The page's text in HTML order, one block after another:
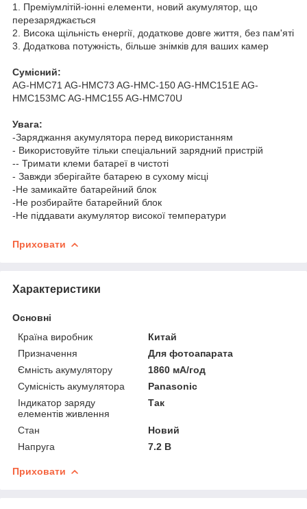
1. Преміумлітій-іонні елементи, новий акумулятор, що
перезаряджається
2. Висока щільність енергії, додаткове довге життя, без пам'яті
3. Додаткова потужність, більше знімків для ваших камер
Сумісний:
AG-HMC71 AG-HMC73 AG-HMC-150 AG-HMC151E AG-
HMC153MC AG-HMC155 AG-HMC70U
Увага:
-Заряджання акумулятора перед використанням
- Використовуйте тільки спеціальний зарядний пристрій
-- Тримати клеми батареї в чистоті
- Завжди зберігайте батарею в сухому місці
-Не замикайте батарейний блок
-Не розбирайте батарейний блок
-Не піддавати акумулятор високої температури
Приховати
Характеристики
Основні
Країна виробник
Китай
Призначення
Для фотоапарата
Ємність акумулятору
1860 мА/год
Сумісність акумулятора
Panasonic
Індикатор заряду
елементів живлення
Так
Стан
Новий
Напруга
7.2 В
Приховати